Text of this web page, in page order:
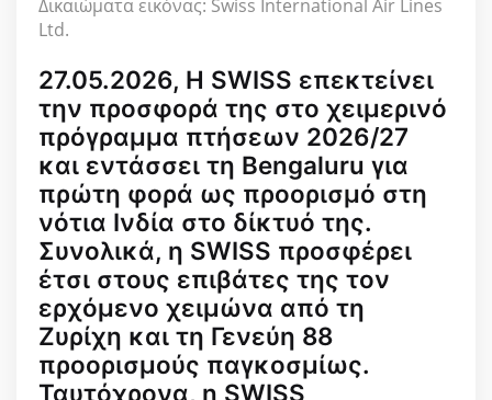
Δικαιώματα εικόνας: Swiss International Air Lines
Ltd.
27.05.2026, Η SWISS επεκτείνει
την προσφορά της στο χειμερινό
πρόγραμμα πτήσεων 2026/27
και εντάσσει τη Bengaluru για
πρώτη φορά ως προορισμό στη
νότια Ινδία στο δίκτυό της.
Συνολικά, η SWISS προσφέρει
έτσι στους επιβάτες της τον
ερχόμενο χειμώνα από τη
Ζυρίχη και τη Γενεύη 88
προορισμούς παγκοσμίως.
Ταυτόχρονα, η SWISS